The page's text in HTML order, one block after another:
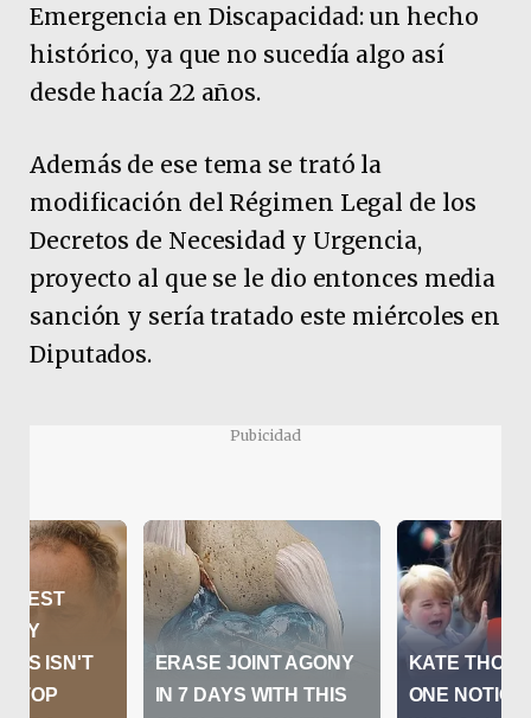
Emergencia en Discapacidad: un hecho
histórico, ya que no sucedía algo así
desde hacía 22 años.
Además de ese tema se trató la
modificación del Régimen Legal de los
Decretos de Necesidad y Urgencia,
proyecto al que se le dio entonces media
sanción y sería tratado este miércoles en
Diputados.
Pubicidad